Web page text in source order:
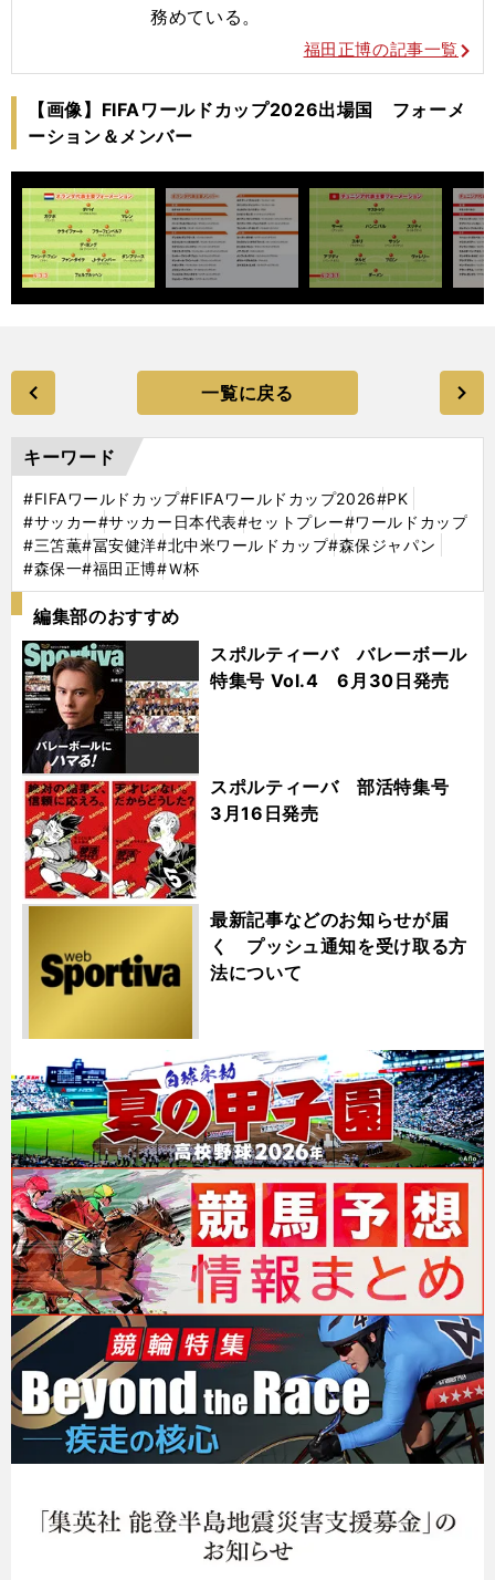
務めている。
福田正博の記事一覧
【画像】FIFAワールドカップ2026出場国 フォーメ
ーション＆メンバー
一覧に戻る
キーワード
#FIFAワールドカップ#FIFAワールドカップ2026#PK
#サッカー#サッカー日本代表#セットプレー#ワールドカップ
#三笘薫#冨安健洋#北中米ワールドカップ#森保ジャパン
#森保一#福田正博#Ｗ杯
編集部のおすすめ
スポルティーバ バレーボール
特集号 Vol.4 6月30日発売
スポルティーバ 部活特集号
3月16日発売
最新記事などのお知らせが届
く プッシュ通知を受け取る方
法について